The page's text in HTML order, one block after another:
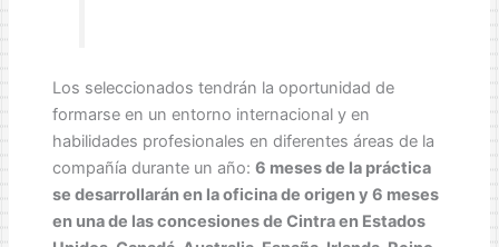
Los seleccionados tendrán la oportunidad de
formarse en un entorno internacional y en
habilidades profesionales en diferentes áreas de la
compañía durante un año: 6 meses de la práctica
se desarrollarán en la oficina de origen y 6 meses
en una de las concesiones de Cintra en Estados